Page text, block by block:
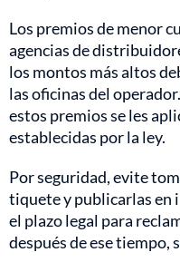
Los premios de menor
agencias de
los montos más altos
las oficinas del
estos premios se les
establecidas por la ley.
Por seguridad, evite
tiquete y publicarlas en
el plazo legal para
después de ese tiempo,